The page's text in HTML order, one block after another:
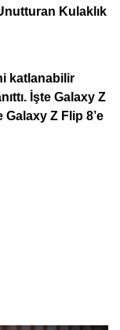
Kulaklık
katlanabilir
İşte Galaxy Z
Galaxy Z Flip 8’e